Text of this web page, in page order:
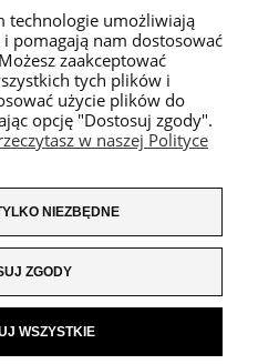
technologie umożliwiają
pomagają nam dostosować
zaakceptować
tych plików i
użycie plików do
opcję "Dostosuj zgody".
w naszej Polityce
NIEZBĘDNE
ZGODY
WSZYSTKIE